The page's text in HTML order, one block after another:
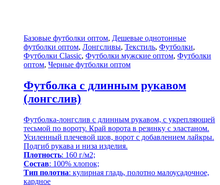
Базовые футболки оптом, Дешевые однотонные
футболки оптом, Лонгсливы, Текстиль, Футболки,
Футболки Classic, Футболки мужские оптом, Футболки
оптом, Черные футболки оптом
Футболка с длинным рукавом
(лонгслив)
Футболка-лонгслив с длинным рукавом, с укрепляющей
тесьмой по вороту. Край ворота в резинку с эластаном.
Усиленный плечевой шов, ворот с добавлением лайкры.
Подгиб рукава и низа изделия.
Плотность: 160 г/м2;
Состав: 100% хлопок;
Тип полотна: кулирная гладь, полотно малоусадочное,
кардное